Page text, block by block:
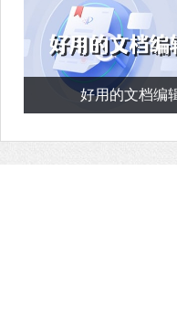
好用的文档编